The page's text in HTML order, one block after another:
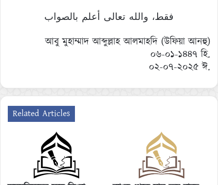
فقط، والله تعالى أعلم بالصواب
আবু মুহাম্মাদ আব্দুল্লাহ আলমাহদি (উফিয়া আনহু)
০৬-০১-১৪৪৭ হি.
০২-০৭-২০২৫ ঈ.
Related Articles